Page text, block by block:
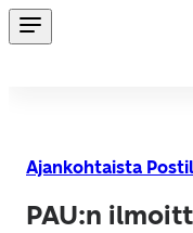
Ajankohtaista
PAU:n